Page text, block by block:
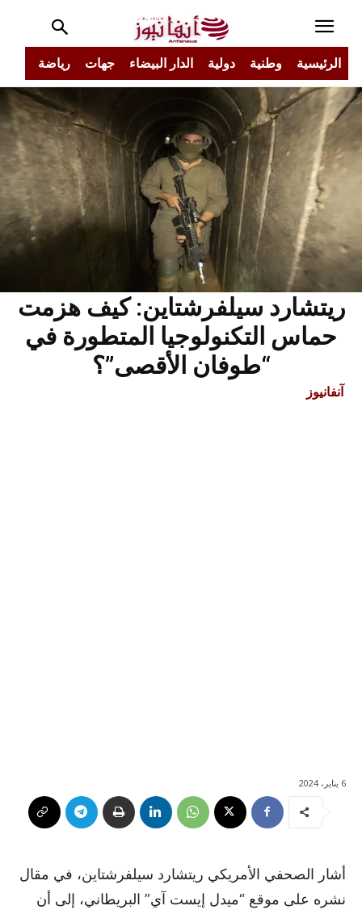
الرئيسية وطنية دولية الدار البيضاء جهات رياضة
ريتشارد سيلفرشتاين: كيف هزمت
حماس التكنولوجيا المتطورة في
“طوفان الأقصى”؟
آنفانيوز
6 يناير، 2024
أشار الصحفي الأمريكي ريتشارد سيلفرشتاين، في مقال
نشره على موقع “ميدل إيست آي” البريطاني، إلى أن